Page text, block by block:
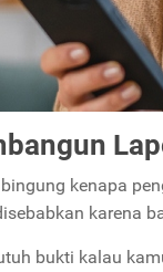
kenapa
karena
bukti kalau